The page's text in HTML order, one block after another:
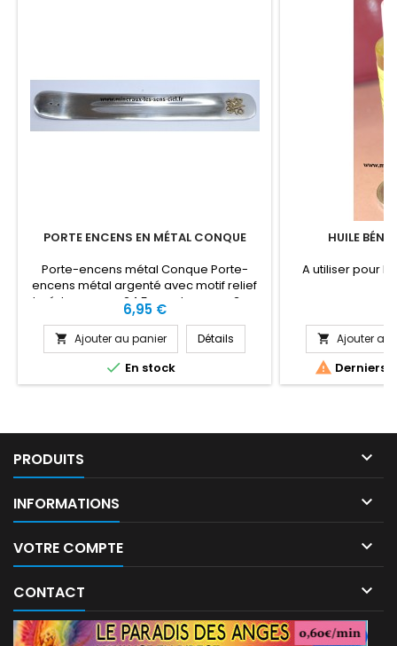
PORTE ENCENS EN MÉTAL CONQUE
Porte-encens métal Conque Porte-
encens métal argenté avec motif relief
doré. Longueur : 24.5 cm - Largeur : 3 cm
Prix
6,95 €
 Ajouter au panier Détails
 En stock
HUILE
A utiliser pour
 Ajouter au
 Derniers
PRODUITS 
INFORMATIONS 
VOTRE COMPTE 
CONTACT 